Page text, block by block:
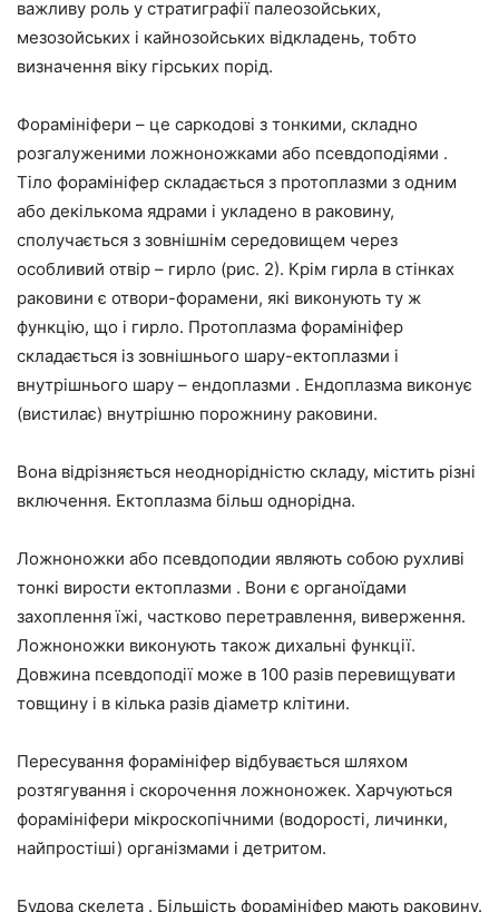
важливу роль у стратиграфії палеозойських,
мезозойських і кайнозойських відкладень, тобто
визначення віку гірських порід.
Форамініфери – це саркодові з тонкими, складно
розгалуженими ложноножками або псевдоподіями .
Тіло форамініфер складається з протоплазми з одним
або декількома ядрами і укладено в раковину,
сполучається з зовнішнім середовищем через
особливий отвір – гирло (рис. 2). Крім гирла в стінках
раковини є отвори-форамени, які виконують ту ж
функцію, що і гирло. Протоплазма форамініфер
складається із зовнішнього шару-ектоплазми і
внутрішнього шару – ендоплазми . Ендоплазма виконує
(вистилає) внутрішню порожнину раковини.
Вона відрізняється неоднорідністю складу, містить різні
включення. Ектоплазма більш однорідна.
Ложноножки або псевдоподии являють собою рухливі
тонкі вирости ектоплазми . Вони є органоїдами
захоплення їжі, частково перетравлення, виверження.
Ложноножки виконують також дихальні функції.
Довжина псевдоподії може в 100 разів перевищувати
товщину і в кілька разів діаметр клітини.
Пересування форамініфер відбувається шляхом
розтягування і скорочення ложноножек. Харчуються
форамініфери мікроскопічними (водорості, личинки,
найпростіші) організмами і детритом.
Будова скелета . Більшість форамініфер мають раковину.